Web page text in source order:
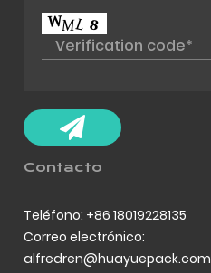
Contacto
Teléfono: +86 18019228135
Correo electrónico:
alfredren@huayuepack.com